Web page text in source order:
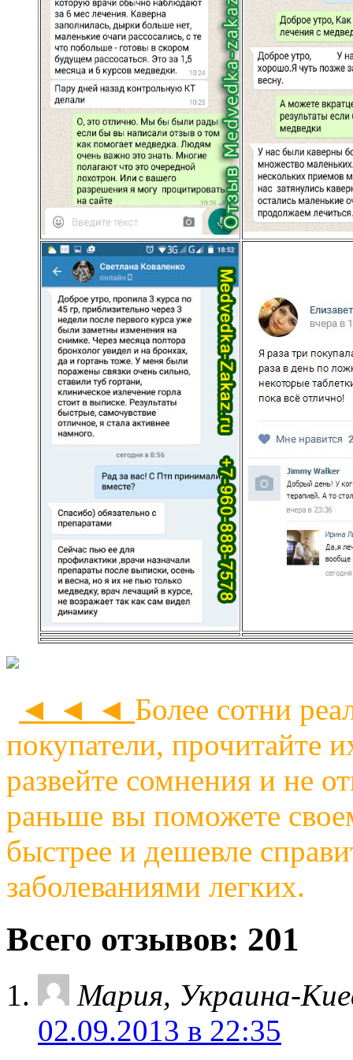
◄ ◄ ◄ Более сотни
покупатели, прочитайте
развейте сомнения и не
раньше вы поможете
быстрее и дешевле
заболеваниями легких.
Всего отзывов: 201
Мария, Украина-
02.09.2013 в 22:35